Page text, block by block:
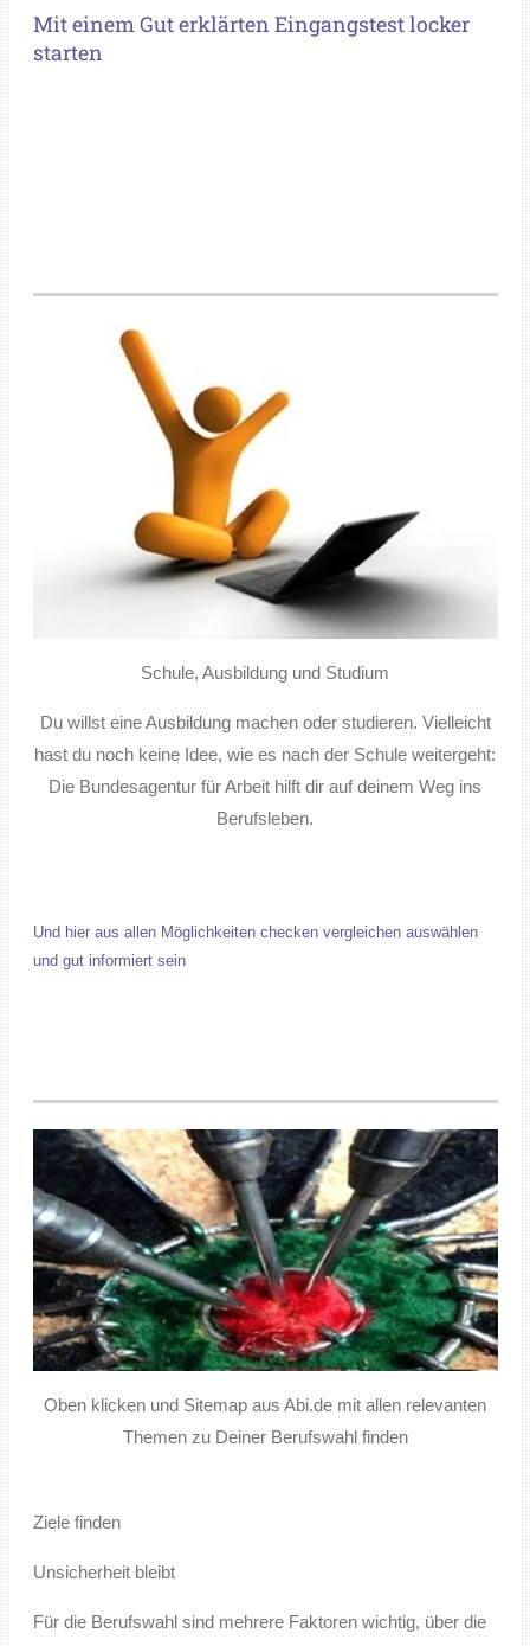
Mit einem Gut erklärten Eingangstest locker
starten
Schule, Ausbildung und Studium
Du willst eine Ausbildung machen oder studieren. Vielleicht
hast du noch keine Idee, wie es nach der Schule weitergeht:
Die Bundesagentur für Arbeit hilft dir auf deinem Weg ins
Berufsleben.
Und hier aus allen Möglichkeiten checken vergleichen auswählen
und gut informiert sein
Oben klicken und Sitemap aus Abi.de mit allen relevanten
Themen zu Deiner Berufswahl finden
Ziele finden
Unsicherheit bleibt
Für die Berufswahl sind mehrere Faktoren wichtig, über die